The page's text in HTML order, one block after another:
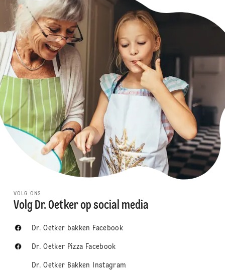
VOLG ONS
Volg Dr. Oetker op social media
Dr. Oetker bakken Facebook
Dr. Oetker Pizza Facebook
Dr. Oetker Bakken Instagram